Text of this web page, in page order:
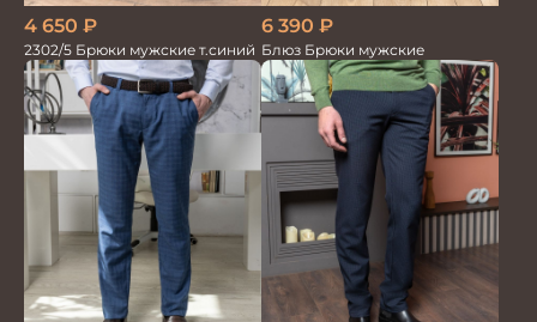
4 650 ₽
2302/5 Брюки мужские т.синий
6 390 ₽
Блюз Брюки мужские